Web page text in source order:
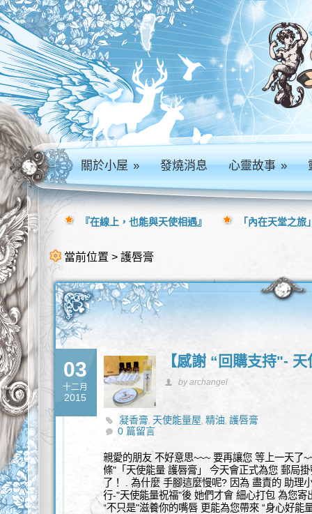
關於小屋» 發燒消息 心靈故事»
當前位置 > 護唇膏
03
十二月
2015
【感謝 “回購支持"-
by archangel
凝香膏, 天使能量屋,精油,護唇膏
0 篇留言
親愛的朋友 不好意思~~~ 要再讓您 等上一天了
條"「天使能量 護唇膏」 今天會正式為您 郵局
了！ . 為什麼 手腳這麼慢呢? 因為 盡責的 助理
行-"天使能量祝福"後 她們才會 細心打包 為您
“不只是"滋養你的嘴唇 更能為您帶來 “身心好
『在線上，也能與天使相遇』 「內在天堂之